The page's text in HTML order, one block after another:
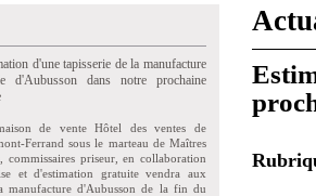
d'une tapisserie de la manufacture
d'Aubusson dans notre prochaine
de vente Hôtel des ventes de
Ferrand sous le marteau de Maîtres
commissaires priseur, en collaboration
et d'estimation gratuite vendra aux
manufacture d'Aubusson de la fin du